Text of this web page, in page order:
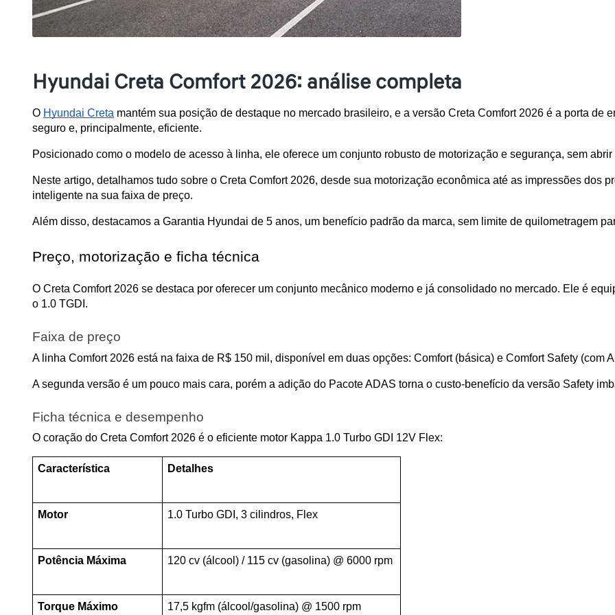
Hyundai Creta Comfort 2026: análise completa
O Hyundai Creta mantém sua posição de destaque no mercado brasileiro, e a versão Creta Comfort 2026 é a porta de
seguro e, principalmente, eficiente.
Posicionado como o modelo de acesso à linha, ele oferece um conjunto robusto de motorização e segurança, sem
Neste artigo, detalhamos tudo sobre o Creta Comfort 2026, desde sua motorização econômica até as impressões dos
inteligente na sua faixa de preço.
Além disso, destacamos a Garantia Hyundai de 5 anos, um benefício padrão da marca, sem limite de quilometragem
Preço, motorização e ficha técnica
O Creta Comfort 2026 se destaca por oferecer um conjunto mecânico moderno e já consolidado no mercado. Ele é
o 1.0 TGDI.
Faixa de preço
A linha Comfort 2026 está na faixa de R$ 150 mil, disponível em duas opções: Comfort (básica) e Comfort Safety (com
A segunda versão é um pouco mais cara, porém a adição do Pacote ADAS torna o custo-benefício da versão Safety
Ficha técnica e desempenho
O coração do Creta Comfort 2026 é o eficiente motor Kappa 1.0 Turbo GDI 12V Flex:
Característica Detalhes
Motor 1.0 Turbo GDI, 3 cilindros, Flex
Potência Máxima 120 cv (álcool) / 115 cv (gasolina) @ 6000 rpm
Torque Máximo 17,5 kgfm (álcool/gasolina) @ 1500 rpm